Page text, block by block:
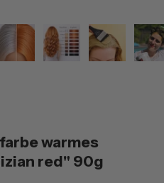
warmes
red" 90g